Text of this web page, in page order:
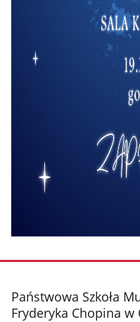
stopka
Państwowa Szkoła
Fryderyka Chopina w